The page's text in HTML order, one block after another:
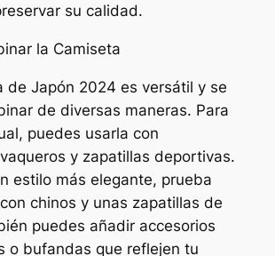
su calidad.
la Camiseta
de Japón 2024 es versátil y se
de diversas maneras. Para
puedes usarla con
y zapatillas deportivas.
estilo más elegante, prueba
chinos y unas zapatillas de
puedes añadir accesorios
o bufandas que reflejen tu